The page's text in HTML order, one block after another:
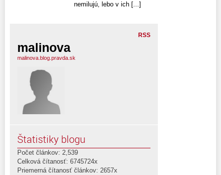
nemilujú, lebo v ich [...]
RSS
malinova
malinova.blog.pravda.sk
Štatistiky blogu
Počet článkov: 2,539
Celková čítanosť: 6745724x
Priemerná čítanosť článkov: 2657x